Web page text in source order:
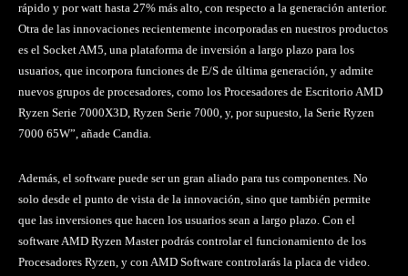
rápido y por watt hasta 27% más alto, con respecto a la generación anterior.
Otra de las innovaciones recientemente incorporadas en nuestros productos
es el Socket AM5, una plataforma de inversión a largo plazo para los
usuarios, que incorpora funciones de E/S de última generación, y admite
nuevos grupos de procesadores, como los Procesadores de Escritorio AMD
Ryzen Serie 7000X3D, Ryzen Serie 7000, y, por supuesto, la Serie Ryzen
7000 65W”, añade Candia.
Además, el software puede ser un gran aliado para tus componentes. No
solo desde el punto de vista de la innovación, sino que también permite
que las inversiones que hacen los usuarios sean a largo plazo. Con el
software AMD Ryzen Master podrás controlar el funcionamiento de los
Procesadores Ryzen, y con AMD Software controlarás la placa de video.